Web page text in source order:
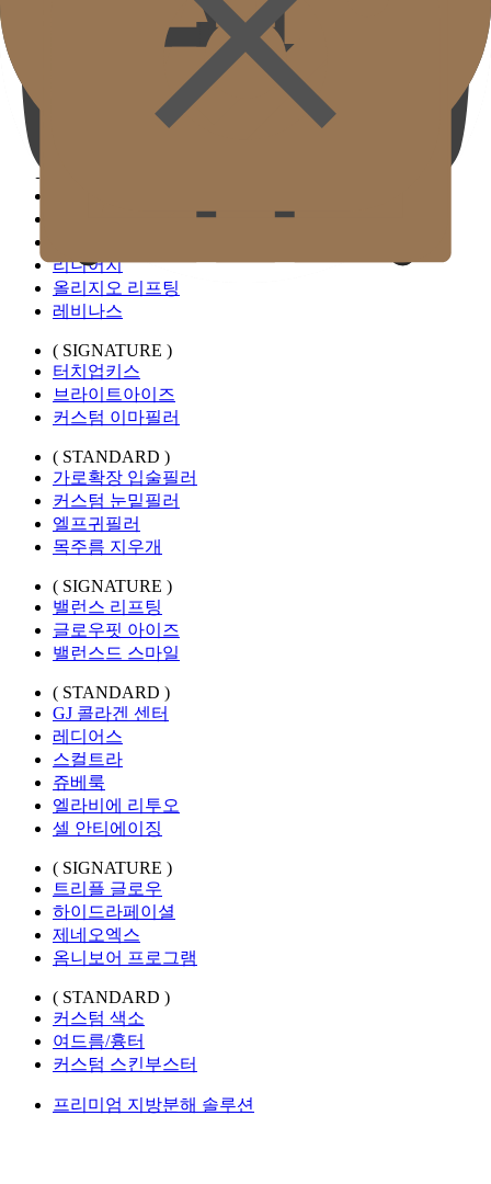
학술활동 & 언론보도
( SIGNATURE )
웜업써마지 FLX
리니어지
올리지오 리프팅
레비나스
( SIGNATURE )
터치업키스
브라이트아이즈
커스텀 이마필러
( STANDARD )
가로확장 입술필러
커스텀 눈밑필러
엘프귀필러
목주름 지우개
( SIGNATURE )
밸런스 리프팅
글로우핏 아이즈
밸런스드 스마일
( STANDARD )
GJ 콜라겐 센터
레디어스
스컬트라
쥬베룩
엘라비에 리투오
셀 안티에이징
( SIGNATURE )
트리플 글로우
하이드라페이셜
제네오엑스
옴니보어 프로그램
( STANDARD )
커스텀 색소
여드름/흉터
커스텀 스킨부스터
프리미엄 지방분해 솔루션